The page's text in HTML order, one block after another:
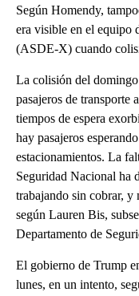
Según Homendy,
era visible en el equipo
(ASDE-X) cuando
La colisión del
pasajeros de transporte
tiempos de espera
hay pasajeros
estacionamientos. La
Seguridad Nacional ha
trabajando sin cobrar, y
según Lauren Bis,
Departamento de
El gobierno de Trump
lunes, en un intento,